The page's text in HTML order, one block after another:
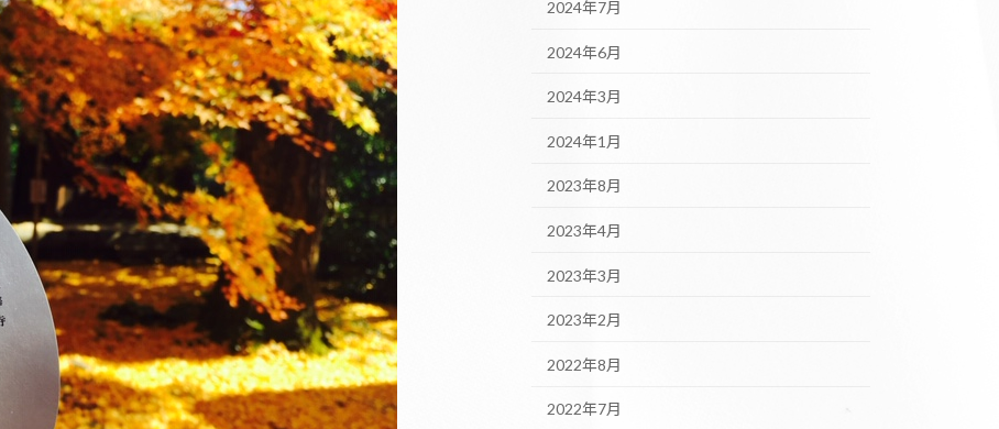
2024年7月
2024年6月
2024年3月
2024年1月
2023年8月
2023年4月
2023年3月
2023年2月
2022年8月
2022年7月